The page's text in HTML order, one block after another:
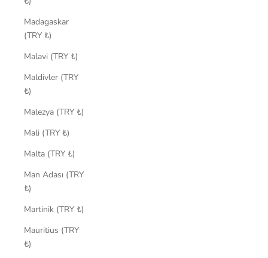
Madagaskar
(TRY ₺)
Malavi (TRY ₺)
Maldivler (TRY
₺)
Malezya (TRY ₺)
Mali (TRY ₺)
Malta (TRY ₺)
Man Adası (TRY
₺)
Martinik (TRY ₺)
Mauritius (TRY
₺)